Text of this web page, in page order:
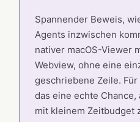
Spannender Beweis,
Agents inzwischen
nativer macOS-Viewer
Webview, ohne eine
geschriebene Zeile.
das eine echte
mit kleinem Zeitbudget